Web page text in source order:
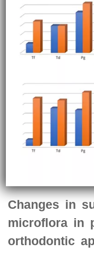
Changes in
microflora in
orthodontic